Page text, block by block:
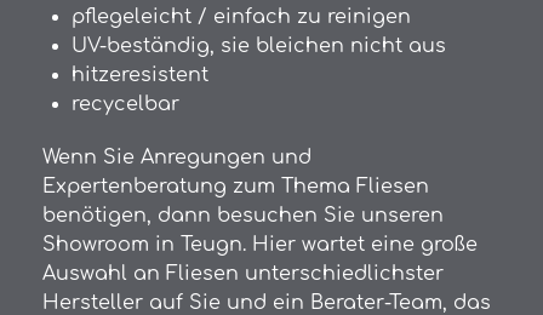
pflegeleicht / einfach zu reinigen
UV-beständig, sie bleichen nicht aus
hitzeresistent
recycelbar
Wenn Sie Anregungen und
Expertenberatung zum Thema Fliesen
benötigen, dann besuchen Sie unseren
Showroom in Teugn. Hier wartet eine große
Auswahl an Fliesen unterschiedlichster
Hersteller auf Sie und ein Berater-Team, das